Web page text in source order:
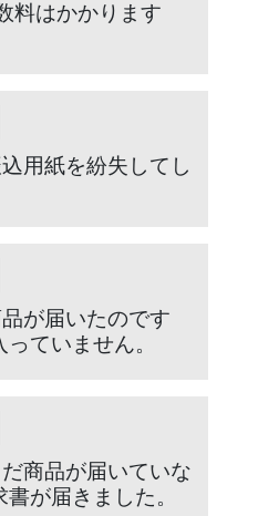
料はかかります
用紙を紛失してし
が届いたのです
ていません。
だ商品が届いていな
が届きました。